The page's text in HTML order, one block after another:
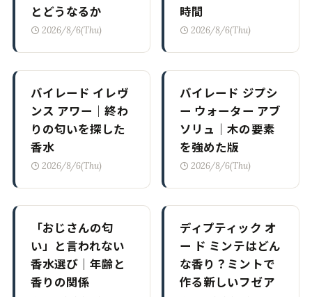
とどうなるか
2026/8/6(Thu)
時間
2026/8/6(Thu)
バイレード イレヴ
ンス アワー｜終わ
りの匂いを探した
香水
2026/8/6(Thu)
バイレード ジプシ
ー ウォーター アブ
ソリュ｜木の要素
を強めた版
2026/8/6(Thu)
「おじさんの匂
い」と言われない
香水選び｜年齢と
香りの関係
ディプティック オ
ー ド ミンテはどん
な香り？ミントで
作る新しいフゼア